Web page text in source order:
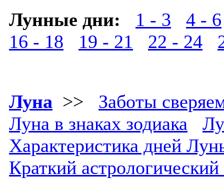
Лунные дни: 1 - 3
4 - 6
16 - 18
19 - 21 22 - 24
Луна >> Заботы
Луна в знаках зодиака
Характеристика дней
Краткий астрологический